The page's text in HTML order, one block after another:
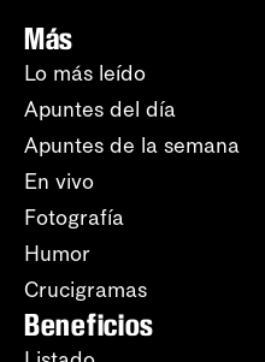
Más
Lo más leído
Apuntes del día
Apuntes de la semana
En vivo
Fotografía
Humor
Crucigramas
Beneficios